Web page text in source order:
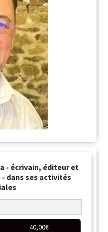
- écrivain, éditeur et
dans ses activités
40,00€